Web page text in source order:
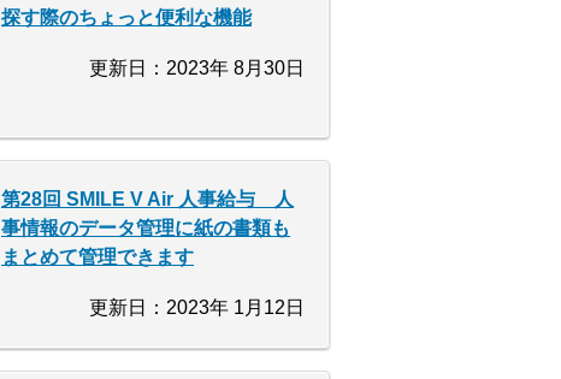
探す際のちょっと便利な機能
更新日：2023年 8月30日
第28回 SMILE V Air 人事給与 人
事情報のデータ管理に紙の書類も
まとめて管理できます
更新日：2023年 1月12日